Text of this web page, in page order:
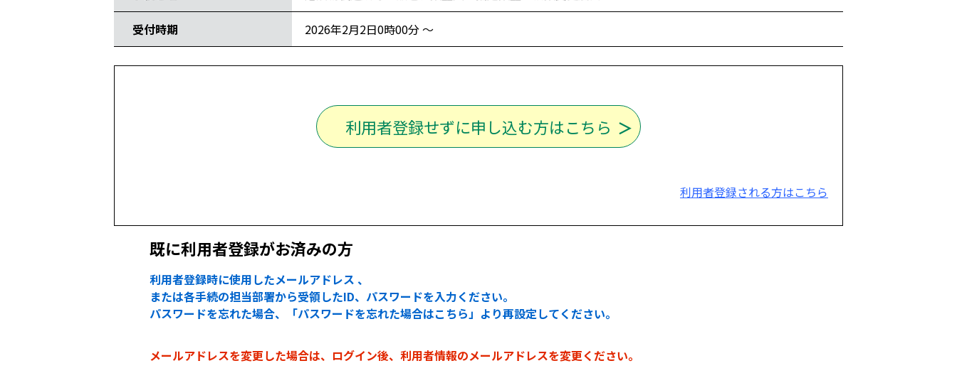
受付時期 2026年2月2日0時00分 ～
利用者登録せずに申し込む方はこちら
利用者登録される方はこちら
既に利用者登録がお済みの方
利用者登録時に使用したメールアドレス 、
または各手続の担当部署から受領したID、パスワードを入力ください。
パスワードを忘れた場合、「パスワードを忘れた場合はこちら」より再設定してください。
メールアドレスを変更した場合は、ログイン後、利用者情報のメールアドレスを変更ください。